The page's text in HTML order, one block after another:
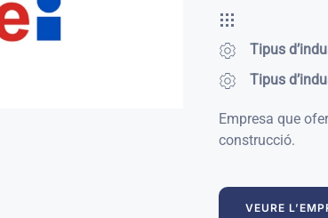
Tipus
Tipus
Empresa que
construcció.
VEURE